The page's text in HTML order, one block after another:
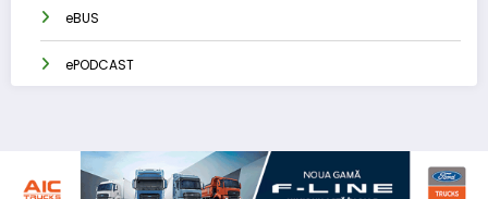
eBUS
ePODCAST